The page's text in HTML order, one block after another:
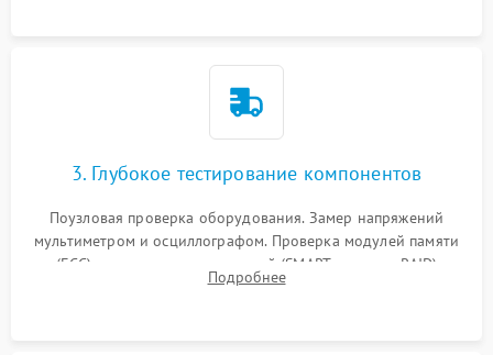
3. Глубокое тестирование компонентов
Поузловая проверка оборудования. Замер напряжений
мультиметром и осциллографом. Проверка модулей памяти
(ECC) и состояния накопителей (SMART, массивы RAID)
специализированными диагностическими утилитами.
Подробнее